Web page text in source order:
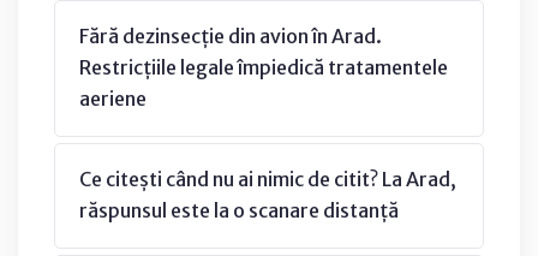
Fără dezinsecție din avion în Arad.
Restricțiile legale împiedică tratamentele
aeriene
Ce citești când nu ai nimic de citit? La Arad,
răspunsul este la o scanare distanță